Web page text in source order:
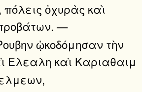
ὀχυρὰς καὶ
—
Ρουβην ᾠκοδόμησαν τὴν
Ελεαλη καὶ Καριαθαιμ